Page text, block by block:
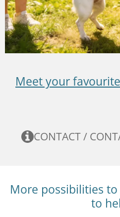
Meet your
CONTACT /
More possibilities
to